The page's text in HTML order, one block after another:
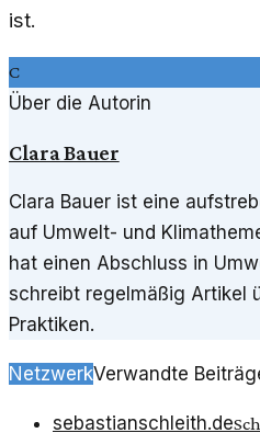
ist.
C
Über die Autorin
Clara Bauer
Clara Bauer ist eine
auf Umwelt- und
hat einen Abschluss in
schreibt regelmäßig Artikel
Praktiken.
NetzwerkVerwandte
sebastianschleith.de